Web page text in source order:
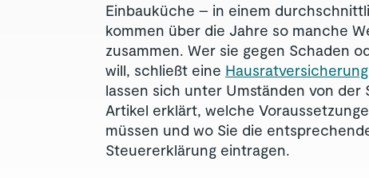
Einbauküche – in einem
kommen über die Jahre so manche
zusammen. Wer sie gegen Schaden
will, schließt eine Hausratversicherung
lassen sich unter Umständen von der
Artikel erklärt, welche
müssen und wo Sie die
Steuererklärung eintragen.